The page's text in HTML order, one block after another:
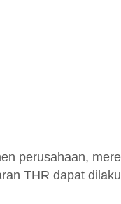
perusahaan,
THR dapat